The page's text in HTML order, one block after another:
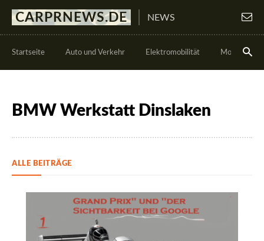
CARPRNEWS.DE NEWS
Startseite Auto und Verkehr Elektromobilität Motorsport
BMW Werkstatt Dinslaken
ALLE BEITRÄGE